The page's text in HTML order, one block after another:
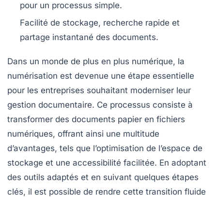
pour un processus simple.
Facilité de stockage, recherche rapide et
partage instantané des documents.
Dans un monde de plus en plus numérique, la
numérisation est devenue une étape essentielle
pour les entreprises souhaitant moderniser leur
gestion documentaire. Ce processus consiste à
transformer des documents papier en fichiers
numériques, offrant ainsi une multitude
d’avantages, tels que l’optimisation de l’espace de
stockage et une accessibilité facilitée. En adoptant
des outils adaptés et en suivant quelques étapes
clés, il est possible de rendre cette transition fluide